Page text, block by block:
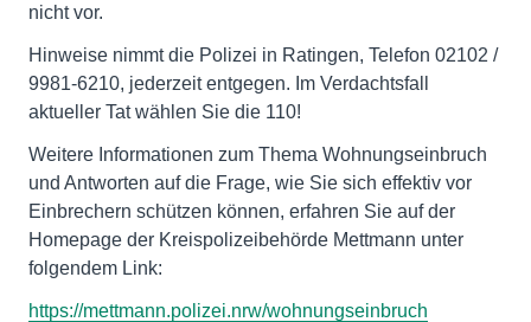
nicht vor.
Hinweise nimmt die Polizei in Ratingen, Telefon 02102 /
9981-6210, jederzeit entgegen. Im Verdachtsfall
aktueller Tat wählen Sie die 110!
Weitere Informationen zum Thema Wohnungseinbruch
und Antworten auf die Frage, wie Sie sich effektiv vor
Einbrechern schützen können, erfahren Sie auf der
Homepage der Kreispolizeibehörde Mettmann unter
folgendem Link:
https://mettmann.polizei.nrw/wohnungseinbruch